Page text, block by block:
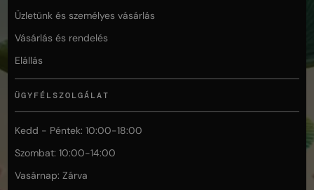
Üzletünk és személyes vásárlás
Vásárlás és rendelés
Elállás
ÜGYFÉLSZOLGÁLAT
Kedd - Péntek: 10:00-18:00
Szombat: 10:00-14:00
Vasárnap: Zárva